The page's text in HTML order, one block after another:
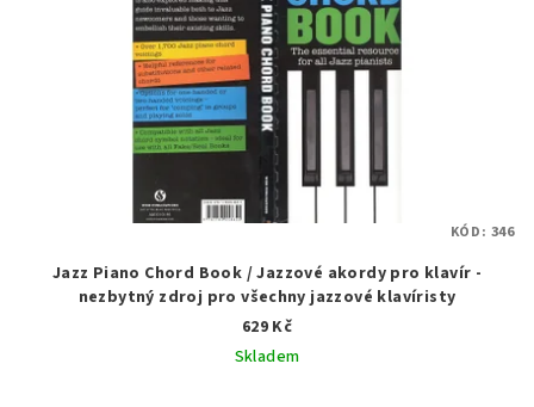
Jazz Piano Chord Book / Jazzové akordy pro klavír -
nezbytný zdroj pro všechny jazzové klavíristy
629 Kč
Skladem
KÓD: 346